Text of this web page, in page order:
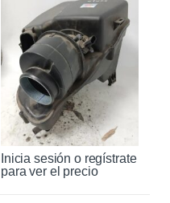
Inicia sesión o regístrate
para ver el precio